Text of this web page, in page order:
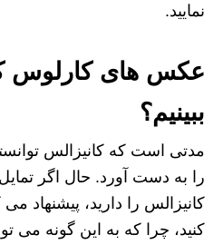
نمایید.
عکس های کارلوس
ببینیم؟
مدتی است که کانیزالس
را به دست آورد. حال اگر
کانیزالس را دارید، پیشنهاد
کنید، چرا که به این گونه می